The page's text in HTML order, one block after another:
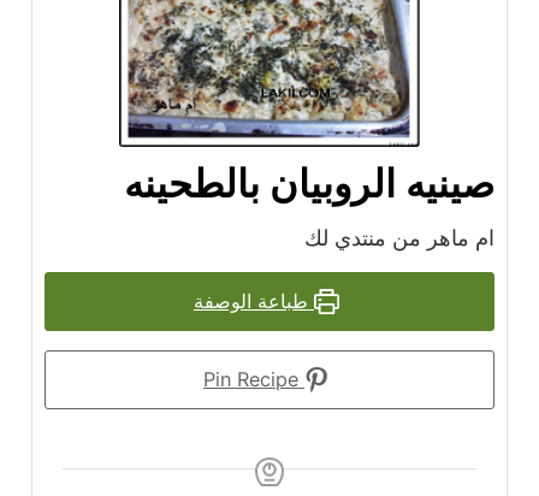
صينيه الروبيان بالطحينه
ام ماهر من منتدي لك
طباعة الوصفة
Pin Recipe